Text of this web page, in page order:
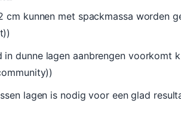
cm kunnen met spackmassa worden
in dunne lagen aanbrengen voorkomt
lagen is nodig voor een glad